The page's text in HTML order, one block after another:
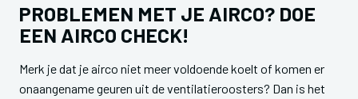
PROBLEMEN MET JE AIRCO? DOE
EEN AIRCO CHECK!
Merk je dat je airco niet meer voldoende koelt of komen er
onaangename geuren uit de ventilatieroosters? Dan is het